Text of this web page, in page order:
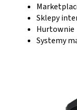
Sklepy
Hurtownie
Systemy